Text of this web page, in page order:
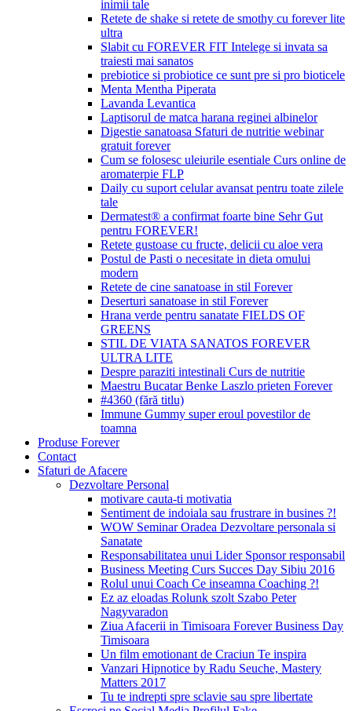
inimii tale
Retete de shake si retete de smothy cu forever lite
ultra
Slabit cu FOREVER FIT Intelege si invata sa
traiesti mai sanatos
prebiotice si probiotice ce sunt pre si pro bioticele
Menta Mentha Piperata
Lavanda Levantica
Laptisorul de matca harana reginei albinelor
Digestie sanatoasa Sfaturi de nutritie webinar
gratuit forever
Cum se folosesc uleiurile esentiale Curs online de
aromaterpie FLP
Daily cu suport celular avansat pentru toate zilele
tale
Dermatest® a confirmat foarte bine Sehr Gut
pentru FOREVER!
Retete gustoase cu fructe, delicii cu aloe vera
Postul de Pasti o necesitate in dieta omului
modern
Retete de cine sanatoase in stil Forever
Deserturi sanatoase in stil Forever
Hrana verde pentru sanatate FIELDS OF
GREENS
STIL DE VIATA SANATOS FOREVER
ULTRA LITE
Despre paraziti intestinali Curs de nutritie
Maestru Bucatar Benke Laszlo prieten Forever
#4360 (fără titlu)
Immune Gummy super eroul povestilor de
toamna
Produse Forever
Contact
Sfaturi de Afacere
Dezvoltare Personal
motivare cauta-ti motivatia
Sentiment de indoiala sau frustrare in busines ?!
WOW Seminar Oradea Dezvoltare personala si
Sanatate
Responsabilitatea unui Lider Sponsor responsabil
Business Meeting Curs Succes Day Sibiu 2016
Rolul unui Coach Ce inseamna Coaching ?!
Ez az eloadas Rolunk szolt Szabo Peter
Nagyvaradon
Ziua Afacerii in Timisoara Forever Business Day
Timisoara
Un film emotionant de Craciun Te inspira
Vanzari Hipnotice by Radu Seuche, Mastery
Matters 2017
Tu te indrepti spre sclavie sau spre libertate